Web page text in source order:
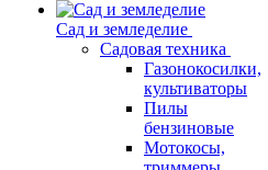
Сад и земледелие
Садовая техника
Газонокосилки,
культиваторы
Пилы
бензиновые
Мотокосы,